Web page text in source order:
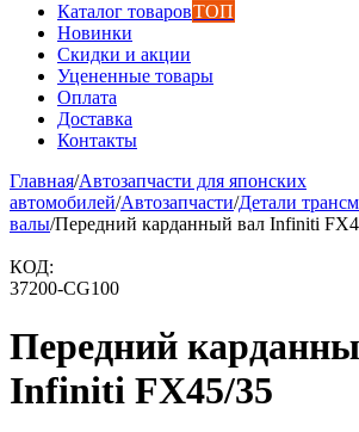
Каталог товаровТОП
Новинки
Скидки и акции
Уцененные товары
Оплата
Доставка
Контакты
Главная/Автозапчасти для японских
автомобилей/Автозапчасти/Детали
валы/Передний карданный вал Infiniti
КОД:
37200-CG100
Передний
Infiniti FX45/35